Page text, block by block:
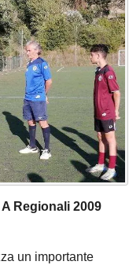
Regionali 2009
un importante